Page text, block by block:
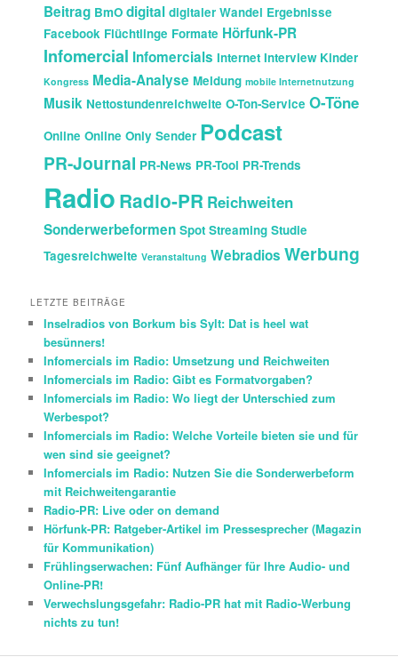
Beitrag BmO digital digitaler Wandel Ergebnisse
Facebook Flüchtlinge Formate Hörfunk-PR
Infomercial Infomercials Internet Interview Kinder
Kongress Media-Analyse Meldung mobile Internetnutzung
Musik Nettostundenreichweite O-Ton-Service O-Töne
Online Online Only Sender Podcast
PR-Journal PR-News PR-Tool PR-Trends
Radio Radio-PR Reichweiten
Sonderwerbeformen Spot Streaming Studie
Tagesreichweite Veranstaltung Webradios Werbung
LETZTE BEITRÄGE
Inselradios von Borkum bis Sylt: Dat is heel wat
besünners!
Infomercials im Radio: Umsetzung und Reichweiten
Infomercials im Radio: Gibt es Formatvorgaben?
Infomercials im Radio: Wo liegt der Unterschied zum
Werbespot?
Infomercials im Radio: Welche Vorteile bieten sie und für
wen sind sie geeignet?
Infomercials im Radio: Nutzen Sie die Sonderwerbeform
mit Reichweitengarantie
Radio-PR: Live oder on demand
Hörfunk-PR: Ratgeber-Artikel im Pressesprecher (Magazin
für Kommunikation)
Frühlingserwachen: Fünf Aufhänger für Ihre Audio- und
Online-PR!
Verwechslungsgefahr: Radio-PR hat mit Radio-Werbung
nichts zu tun!